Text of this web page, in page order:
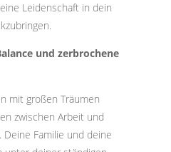
Leidenschaft in dein
und zerbrochene
mit großen Träumen
zwischen Arbeit und
Familie und deine